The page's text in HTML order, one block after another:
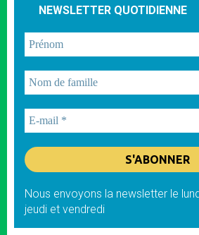
NEWSLETTER QUOTIDIENNE
Nous envoyons la newsletter le
jeudi et vendredi